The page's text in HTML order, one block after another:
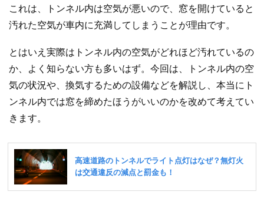
これは、トンネル内は空気が悪いので、窓を開けていると
汚れた空気が車内に充満してしまうことが理由です。
とはいえ実際はトンネル内の空気がどれほど汚れているの
か、よく知らない方も多いはず。今回は、トンネル内の空
気の状況や、換気するための設備などを解説し、本当にト
ンネル内では窓を締めたほうがいいのかを改めて考えてい
きます。